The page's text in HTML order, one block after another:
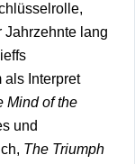
Jahrzehnte lang
als Interpret
Mind of the
und
The Triumph